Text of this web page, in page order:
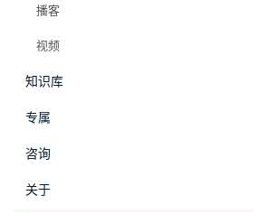
播客
视频
知识库
专属
咨询
关于